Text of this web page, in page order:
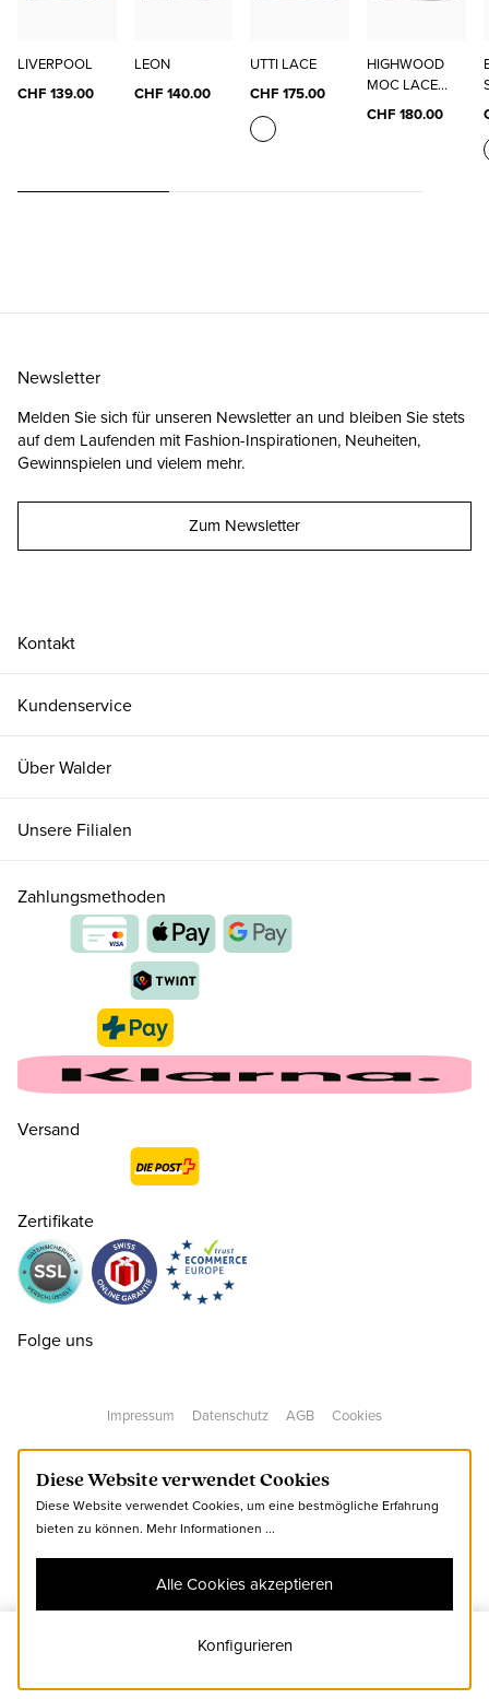
CHF 180.00
42 CHF 180.00
43 CHF 180.00
nur noch wenige verfügbar
Zum Warenkorb hinzufügen
LIVERPOOL
CHF 139.00
LEON
CHF 140.00
UTTI LACE
CHF 175.00
HIGHWOOD
MOC LACE
LOW
CHF 180.00
Kontakt
Kundenservice
Über Walder
Unsere Filialen
Newsletter
Melden Sie sich für unseren Newsletter an und bleiben Sie stets
auf dem Laufenden mit Fashion-Inspirationen, Neuheiten,
Gewinnspielen und vielem mehr.
Zum Newsletter
Zahlungsmethoden
Versand
Zertifikate
Folge uns
Impressum Datenschutz AGB Cookies
Diese Website verwendet Cookies
Diese Website verwendet Cookies, um eine bestmögliche Erfahrung
bieten zu können. Mehr Informationen ...
Konfigurieren
Alle Cookies akzeptieren